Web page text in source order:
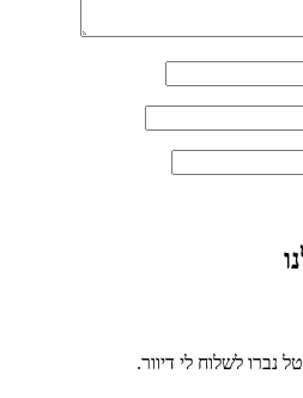
נברו לשלוח לי דיוור.